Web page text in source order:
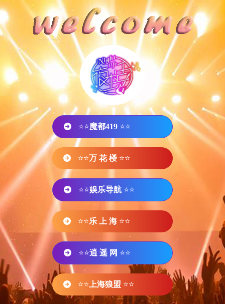
⭐⭐魔都419 ⭐⭐
⭐⭐万 花 楼 ⭐⭐
⭐⭐娱乐导航 ⭐⭐
⭐⭐乐 上 海 ⭐⭐
⭐⭐逍 遥 网 ⭐⭐
⭐⭐ 上海狼盟 ⭐⭐